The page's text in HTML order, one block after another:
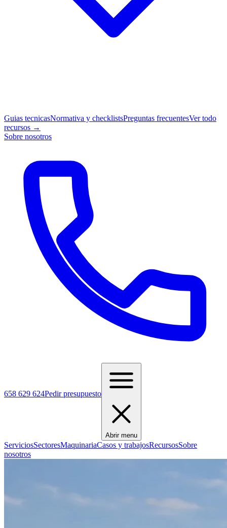
Guias tecnicasNormativa y checklistsPreguntas frecuentesVer todo
recursos →
Sobre nosotros
658 629 624Pedir presupuesto
Abrir menu
ServiciosSectoresMaquinariaCasos y trabajosRecursosSobre
nosotros